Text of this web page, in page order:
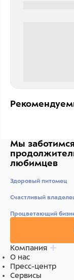
Мы
любимцев
Здоровый питомец
Счастливый
Процветающий
Компания
О нас
Пресс-центр
Сервисы